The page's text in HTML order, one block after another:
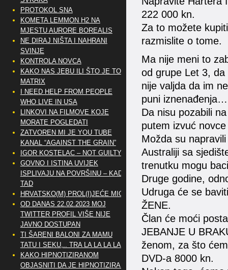
222 000 kn.
Za to možete
razmislite o tome.
Ma nije meni to
od grupe Let 3,
nije valjda da im
puni
Da nisu pozabili
putem izvuć
Možda su
Australiji sa
trenutku mogu
Druge godine,
Udruga će se
ŽENE.
Član će moći
JEBANJE U
ženom, za što
DVD-a 8000 kn.
PROTOKOL SNA
KOMETA LEMMON H2 NA
MJESTU AURORE BOREALIS
NE DIRAJ NIŠTA I NAHRANI
SVINJE
KONTROLA NOVCA
KAKO NAS JEBU ILI ŠTO JE TO
MATRIX
I NEED HELP FROM PEOPLE
WHO LIVE IN USA
LINKOVI NA FILMOVE KOJE
MORATE POGLEDATI
ZATVOREN MI JE YOU TUBE
KANAL “AGAINST THE GRAIN”
IGOR KOSTELAC – NOT GUILTY
GOVNO I ISTINA UVIJEK
ISPLIVAJU NA POVRŠINU – KAD
TAD
HRVATSKO(M) PROL(I)JEĆE MIG
OD DANAS 22.02.2023 MOJ
TWITTER PROFIL VIŠE NIJE
JAVNO DOSTUPAN
TI ŠARENI BALONI ZA MAMU
TATU I SEKU,.. TRA LA LA LA LA
KAKO HIPNOTIZIRANOM
OBJASNITI DA JE HIPNOTIZIRAN